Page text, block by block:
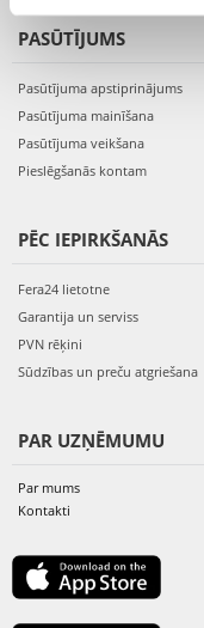
PASŪTĪJUMS
Pasūtījuma apstiprinājums
Pasūtījuma mainīšana
Pasūtījuma veikšana
Pieslēgšanās kontam
PĒC IEPIRKŠANĀS
Fera24 lietotne
Garantija un serviss
PVN rēķini
Sūdzības un preču atgriešana
PAR UZŅĒMUMU
Par mums
Kontakti